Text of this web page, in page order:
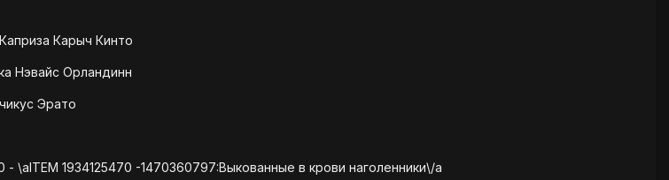
Карыч Кинто
Нэвайс Орландинн
Эрато
\aITEM 1934125470 -1470360797:Выкованные в крови наголенники\/a